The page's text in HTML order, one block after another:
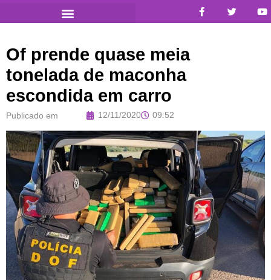
Of prende quase meia
tonelada de maconha
escondida em carro
Publicado em 12/11/2020 09:52